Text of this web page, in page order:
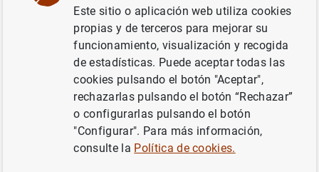
Price strategies of independent
and branded dealers in retail
gas market. The case of a
contract reform in Spain
Este sitio o aplicación web utiliza cookies
propias y de terceros para mejorar su
funcionamiento, visualización y recogida
de estadísticas. Puede aceptar todas las
cookies pulsando el botón "Aceptar",
rechazarlas pulsando el botón “Rechazar”
o configurarlas pulsando el botón
"Configurar". Para más información,
consulte la Política de cookies.